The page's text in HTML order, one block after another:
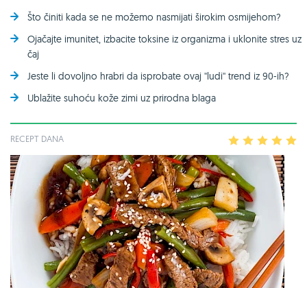
Što činiti kada se ne možemo nasmijati širokim osmijehom?
Ojačajte imunitet, izbacite toksine iz organizma i uklonite stres uz
čaj
Jeste li dovoljno hrabri da isprobate ovaj ''ludi'' trend iz 90-ih?
Ublažite suhoću kože zimi uz prirodna blaga
RECEPT DANA 2 3 4